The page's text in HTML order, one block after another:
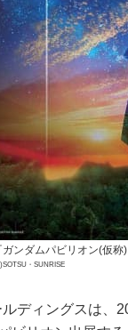
ガンダムパビリオン(仮
・SUNRISE
ディングスは、